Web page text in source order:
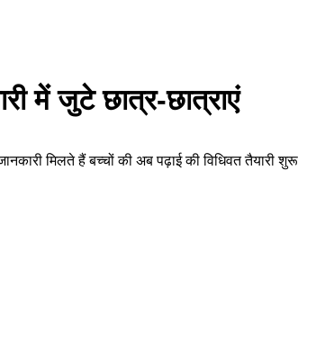
में जुटे छात्र-छात्राएं
मिलते हैं बच्चों की अब पढ़ाई की विधिवत तैयारी शुरू